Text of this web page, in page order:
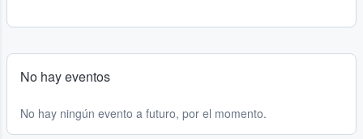
No hay eventos
No hay ningún evento a futuro, por el momento.